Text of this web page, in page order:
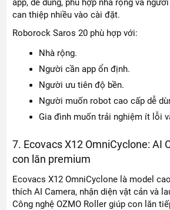
app, dễ dùng, phù hợp nhà rộng và
can thiệp nhiều vào cài đặt.
Roborock Saros 20 phù hợp với:
Nhà rộng.
Người cần app ổn định.
Người ưu tiên độ bền.
Người muốn robot cao cấp dễ
Gia đình muốn trải nghiệm ít lỗi
7. Ecovacs X12 OmniCyclone: AI
con lăn premium
Ecovacs X12 OmniCyclone là model
thích AI Camera, nhận diện vật cản và
Công nghệ OZMO Roller giúp con lăn